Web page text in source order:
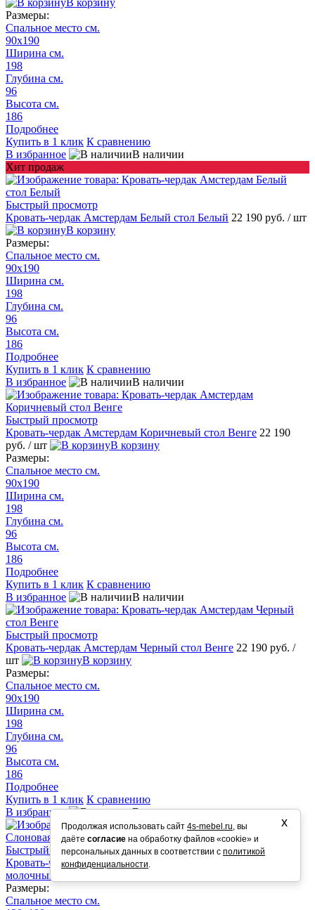
Размеры:
Спальное место см.
90х190
Ширина см.
198
Глубина см.
96
Высота см.
186
Подробнее
Купить в 1 клик К сравнению
В избранное
В наличии
Хит продаж
Быстрый просмотр
Кровать-чердак Амстердам Белый стол Белый 22 190 руб. / шт
В корзину
Размеры:
Спальное место см.
90х190
Ширина см.
198
Глубина см.
96
Высота см.
186
Подробнее
Купить в 1 клик К сравнению
В избранное
В наличии
Быстрый просмотр
Кровать-чердак Амстердам Коричневый стол Венге 22 190
руб. / шт
В корзину
Размеры:
Спальное место см.
90х190
Ширина см.
198
Глубина см.
96
Высота см.
186
Подробнее
Купить в 1 клик К сравнению
В избранное
В наличии
Быстрый просмотр
Кровать-чердак Амстердам Черный стол Венге 22 190 руб. /
шт
В корзину
Размеры:
Спальное место см.
90х190
Ширина см.
198
Глубина см.
96
Высота см.
186
Подробнее
Купить в 1 клик К сравнению
В избранное
В наличии
Быстрый просмотр
Кровать-чердак Амстердам 120 Слоновая кость стол Дуб
молочный
Размеры:
Спальное место см.
Продолжая использовать сайт 4s-mebel.ru, вы
даёте согласие на обработку файлов «cookie» и
персональных данных в соответствии с политикой
конфиденциальности.
х